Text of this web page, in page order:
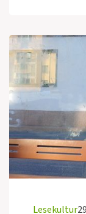
Lesekultur